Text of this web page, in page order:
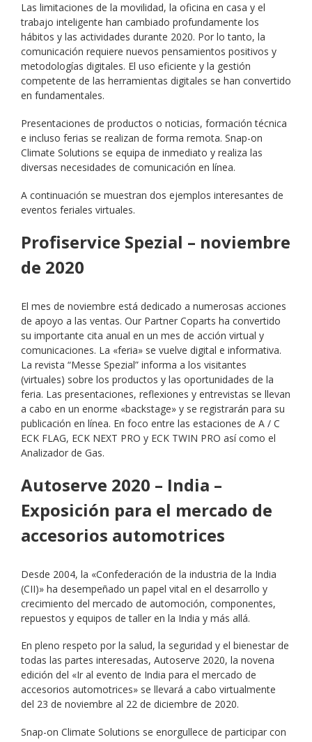
Las limitaciones de la movilidad, la oficina en casa y el
trabajo inteligente han cambiado profundamente los
hábitos y las actividades durante 2020. Por lo tanto, la
comunicación requiere nuevos pensamientos positivos y
metodologías digitales. El uso eficiente y la gestión
competente de las herramientas digitales se han convertido
en fundamentales.
Presentaciones de productos o noticias, formación técnica
e incluso ferias se realizan de forma remota. Snap-on
Climate Solutions se equipa de inmediato y realiza las
diversas necesidades de comunicación en línea.
A continuación se muestran dos ejemplos interesantes de
eventos feriales virtuales.
Profiservice Spezial – noviembre
de 2020
El mes de noviembre está dedicado a numerosas acciones
de apoyo a las ventas. Our Partner Coparts ha convertido
su importante cita anual en un mes de acción virtual y
comunicaciones. La «feria» se vuelve digital e informativa.
La revista “Messe Spezial” informa a los visitantes
(virtuales) sobre los productos y las oportunidades de la
feria. Las presentaciones, reflexiones y entrevistas se llevan
a cabo en un enorme «backstage» y se registrarán para su
publicación en línea. En foco entre las estaciones de A / C
ECK FLAG, ECK NEXT PRO y ECK TWIN PRO así como el
Analizador de Gas.
Autoserve 2020 – India –
Exposición para el mercado de
accesorios automotrices
Desde 2004, la «Confederación de la industria de la India
(CII)» ha desempeñado un papel vital en el desarrollo y
crecimiento del mercado de automoción, componentes,
repuestos y equipos de taller en la India y más allá.
En pleno respeto por la salud, la seguridad y el bienestar de
todas las partes interesadas, Autoserve 2020, la novena
edición del «Ir al evento de India para el mercado de
accesorios automotrices» se llevará a cabo virtualmente
del 23 de noviembre al 22 de diciembre de 2020.
Snap-on Climate Solutions se enorgullece de participar con